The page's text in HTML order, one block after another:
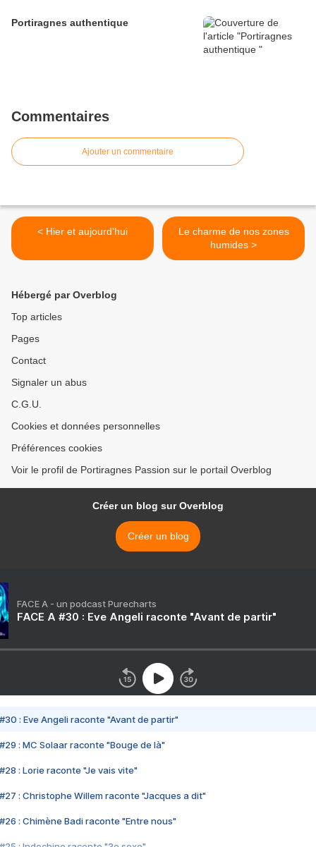
Portiragnes authentique
Commentaires
Ajouter un commentaire
< Hier et aujourd'hui
Le charme de nos zones
humides >
Hébergé par Overblog
Top articles
Pages
Contact
Signaler un abus
C.G.U.
Cookies et données personnelles
Préférences cookies
Voir le profil de Portiragnes Passion sur le portail Overblog
Créer un blog sur Overblog
Créer un blog
FACE A - un podcast Purecharts
FACE A #30 : Eve Angeli raconte "Avant de partir"
#30 : Eve Angeli raconte "Avant de partir"
#29 : MC Solaar raconte "Bouge de là"
#28 : Lorie raconte "Je vais vite"
#27 : Christophe Willem raconte "Jacques a dit"
#26 : Chimène Badi raconte "Entre nous"